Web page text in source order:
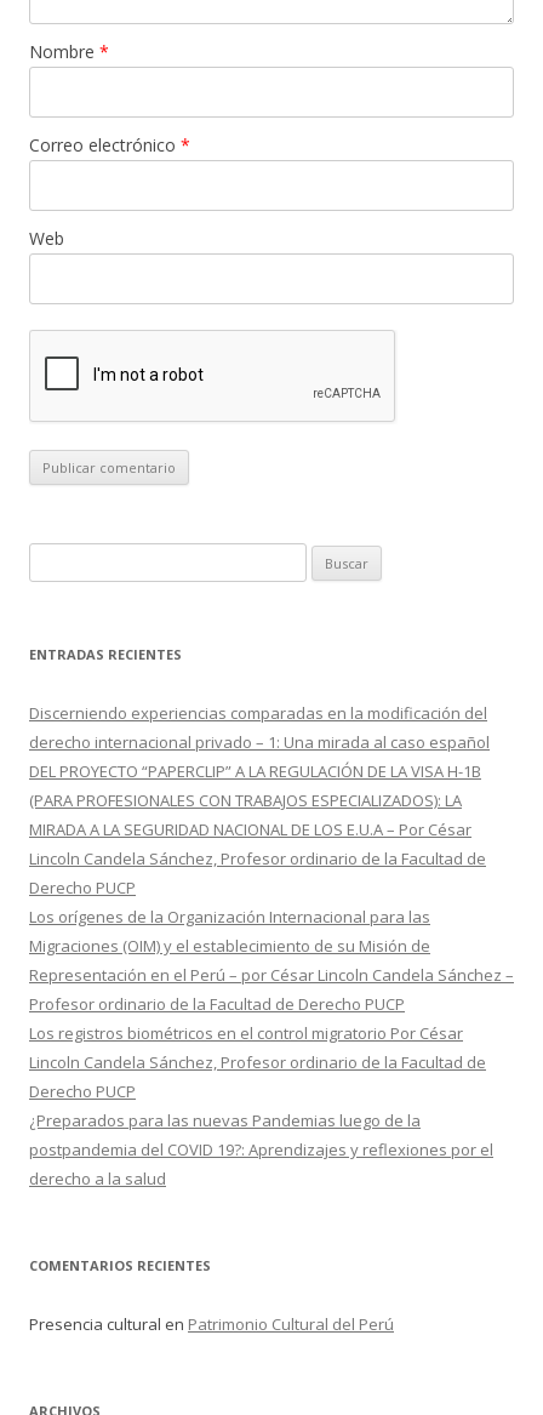
Nombre *
Correo electrónico *
Web
u
c
r
ENTRADAS RECIENTES
Discerniendo experiencias comparadas en la modificación del
derecho internacional privado – 1: Una mirada al caso español
DEL PROYECTO “PAPERCLIP” A LA REGULACIÓN DE LA VISA H-1B
(PARA PROFESIONALES CON TRABAJOS ESPECIALIZADOS): LA
MIRADA A LA SEGURIDAD NACIONAL DE LOS E.U.A – Por César
Lincoln Candela Sánchez, Profesor ordinario de la Facultad de
Derecho PUCP
Los orígenes de la Organización Internacional para las
Migraciones (OIM) y el establecimiento de su Misión de
Representación en el Perú – por César Lincoln Candela Sánchez –
Profesor ordinario de la Facultad de Derecho PUCP
Los registros biométricos en el control migratorio Por César
Lincoln Candela Sánchez, Profesor ordinario de la Facultad de
Derecho PUCP
¿Preparados para las nuevas Pandemias luego de la
postpandemia del COVID 19?: Aprendizajes y reflexiones por el
derecho a la salud
COMENTARIOS RECIENTES
Presencia cultural en Patrimonio Cultural del Perú
ARCHIVOS